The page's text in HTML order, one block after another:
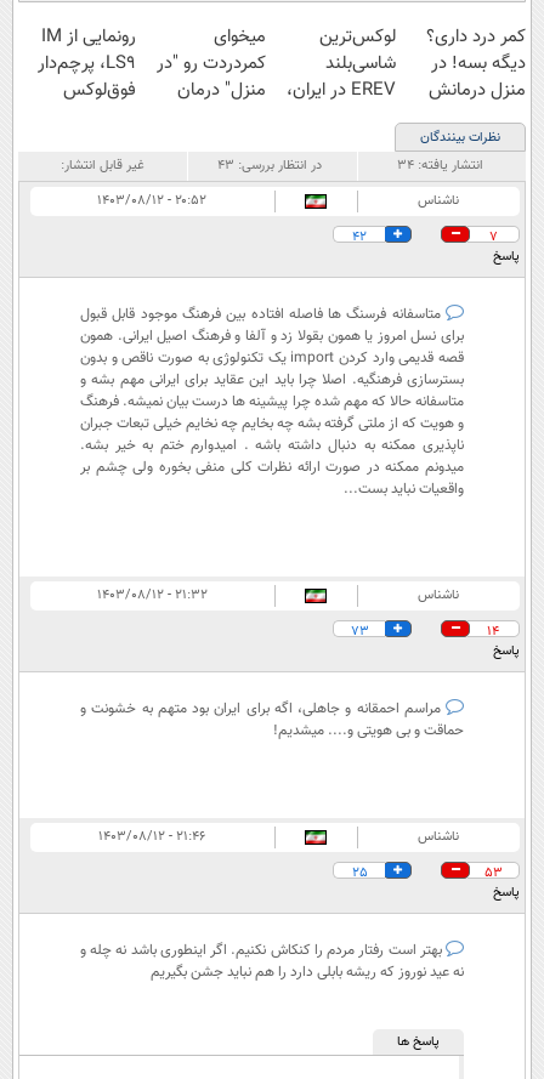
کمر درد داری؟
دیگه بسه! در
منزل درمانش
کن
(◀پرسش‌نامه)
لوکس‌ترین
شاسی‌بلند
EREV در ایران،
میخوای
کمردردت رو "در
منزل" درمان
رونمایی از IM
LS9، پرچم‌دار
فوق‌لوکس
نظرات بینندگان
انتشار یافته:۳۴ در انتظار بررسی: ۴۳
غیر قابل انتشار:
ناشناس
۲۰:۵۲ - ۱۴۰۳/۰۸/۱۲
7
42
پاسخ
متاسفانه فرسنگ ها فاصله افتاده بین فرهنگ موجود قابل قبول
برای نسل امروز یا همون بقولا زد و آلفا و فرهنگ اصیل ایرانی. همون
قصه قدیمی وارد کردن import یک تکنولوژی به صورت ناقص و بدون
بسترسازی فرهنگیه. اصلا چرا باید این عقاید برای ایرانی مهم بشه و
متاسفانه حالا که مهم شده چرا پیشینه ها درست بیان نمیشه. فرهنگ
و هویت که از ملتی گرفته بشه چه بخایم چه نخایم خیلی تبعات جبران
ناپذیری ممکنه به دنبال داشته باشه . امیدوارم ختم به خیر بشه.
میدونم ممکنه در صورت ارائه نظرات کلی منفی بخوره ولی چشم بر
واقعیات نباید بست...
ناشناس
۲۱:۳۲ - ۱۴۰۳/۰۸/۱۲
14
73
پاسخ
مراسم احمقانه و جاهلی، اگه برای ایران بود متهم به خشونت و
حماقت و بی هویتی و.... میشدیم!
ناشناس
۲۱:۴۶ - ۱۴۰۳/۰۸/۱۲
53
25
پاسخ
بهتر است رفتار مردم را کنکاش نکنیم. اگر اینطوری باشد نه چله و
نه عید نوروز که ریشه بابلی دارد را هم نباید جشن بگیریم
پاسخ ها